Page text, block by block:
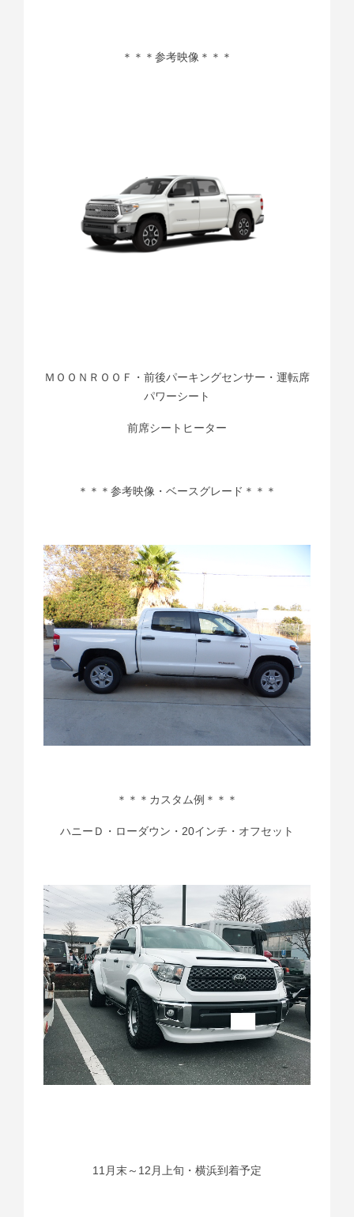
＊＊＊参考映像＊＊＊
ＭＯＯＮＲＯＯＦ・前後パーキングセンサー・運転席
パワーシート
前席シートヒーター
＊＊＊参考映像・ベースグレード＊＊＊
＊＊＊カスタム例＊＊＊
ハニーＤ・ローダウン・20インチ・オフセット
11月末～12月上旬・横浜到着予定